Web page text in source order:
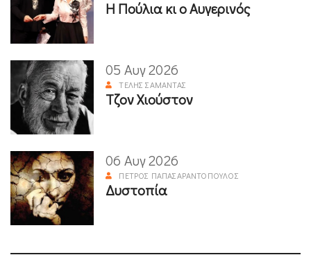
Η Πούλια κι ο Αυγερινός
05 Αυγ 2026
ΤΈΛΗΣ ΣΑΜΑΝΤΆΣ
Τζον Χιούστον
06 Αυγ 2026
ΠΈΤΡΟΣ ΠΑΠΑΣΑΡΑΝΤΌΠΟΥΛΟΣ
Δυστοπία